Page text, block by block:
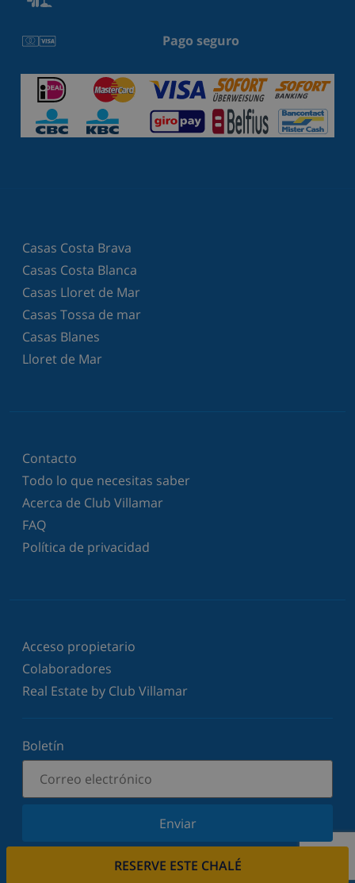
RESERVE ESTE CHALÉ
Pago seguro
Casas Costa Brava
Casas Costa Blanca
Casas Lloret de Mar
Casas Tossa de mar
Casas Blanes
Lloret de Mar
Contacto
Todo lo que necesitas saber
Acerca de Club Villamar
FAQ
Política de privacidad
Acceso propietario
Colaboradores
Real Estate by Club Villamar
Boletín
Enviar
Suscríbase a nuestro boletín y manténgase